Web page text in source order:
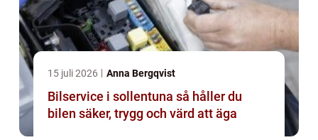
15 juli 2026 Anna Bergqvist
Bilservice i sollentuna så håller du
bilen säker, trygg och värd att äga